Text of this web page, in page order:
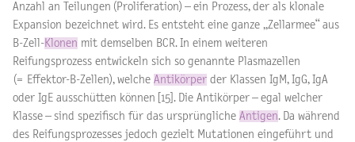
Anzahl an Teilungen (Proliferation) – ein Prozess, der als klonale
Expansion bezeichnet wird. Es entsteht eine ganze „Zellarmee“ aus
B-Zell-Klonen mit demselben BCR. In einem weiteren
Reifungsprozess entwickeln sich so genannte Plasmazellen
(= Effektor-B-Zellen), welche Antikörper der Klassen IgM, IgG, IgA
oder IgE ausschütten können [15]. Die Antikörper – egal welcher
Klasse – sind spezifisch für das ursprüngliche Antigen. Da während
des Reifungsprozesses jedoch gezielt Mutationen eingeführt und